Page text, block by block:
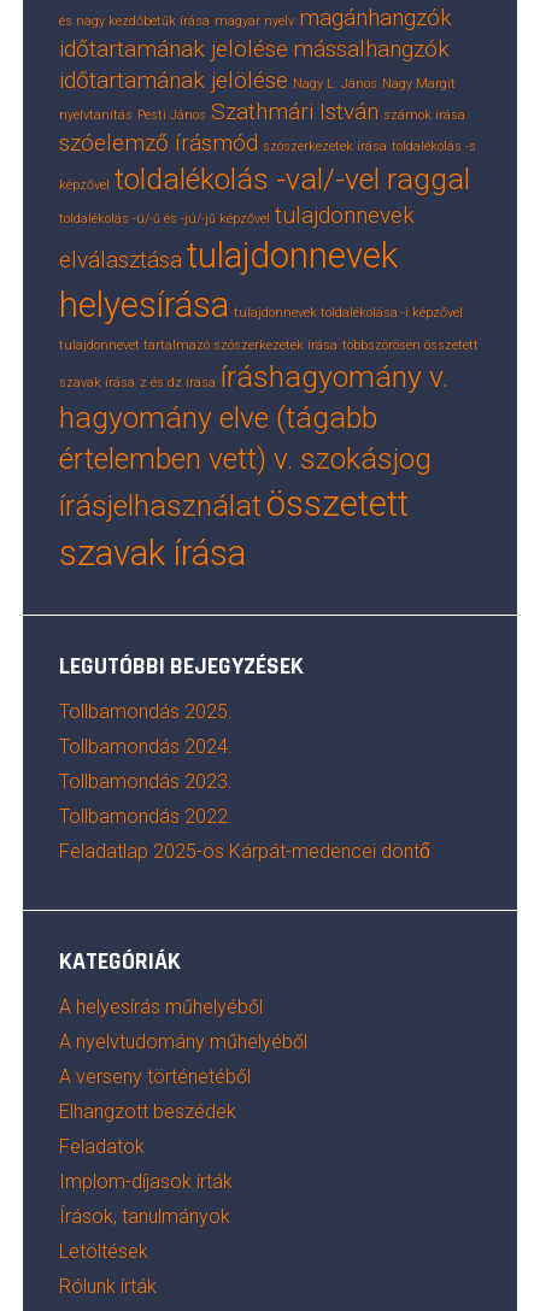
és nagy kezdőbetűk írása magyar nyelv magánhangzók
időtartamának jelölése mássalhangzók
időtartamának jelölése Nagy L. János Nagy Margit
nyelvtanítás Pesti János Szathmári István számok írása
szóelemző írásmód szószerkezetek írása toldalékolás -s
képzővel toldalékolás -val/-vel raggal
toldalékolás -ú/-ű és -jú/-jű képzővel tulajdonnevek
elválasztásatulajdonnevek
helyesírása tulajdonnevek toldalékolása -i képzővel
tulajdonnevet tartalmazó szószerkezetek írása többszörösen összetett
szavak írása z és dz írása íráshagyomány v.
hagyomány elve (tágabb
értelemben vett) v. szokásjog
írásjelhasználatösszetett
szavak írása
LEGUTÓBBI BEJEGYZÉSEK
Tollbamondás 2025.
Tollbamondás 2024.
Tollbamondás 2023.
Tollbamondás 2022.
Feladatlap 2025-ös Kárpát-medencei döntő
KATEGÓRIÁK
A helyesírás műhelyéből
A nyelvtudomány műhelyéből
A verseny történetéből
Elhangzott beszédek
Feladatok
Implom-díjasok írták
Írások, tanulmányok
Letöltések
Rólunk írták